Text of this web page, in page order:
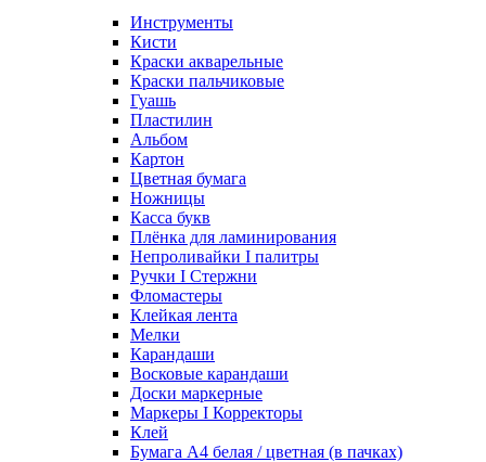
Инструменты
Кисти
Краски акварельные
Краски пальчиковые
Гуашь
Пластилин
Альбом
Картон
Цветная бумага
Ножницы
Касса букв
Плёнка для ламинирования
Непроливайки I палитры
Ручки I Стержни
Фломастеры
Клейкая лента
Мелки
Карандаши
Восковые карандаши
Доски маркерные
Маркеры I Корректоры
Клей
Бумага А4 белая / цветная (в пачках)